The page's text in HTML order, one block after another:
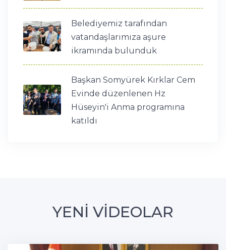
Belediyemiz tarafından
vatandaşlarımıza aşure
ikramında bulunduk
Başkan Somyürek Kırklar Cem
Evinde düzenlenen Hz
Hüseyin'i Anma programına
katıldı
YENİ VİDEOLAR